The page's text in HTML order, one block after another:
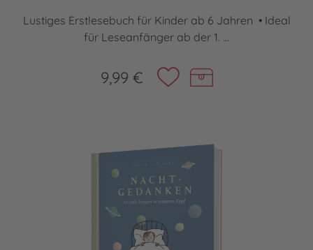
Lustiges Erstlesebuch für Kinder ab 6 Jahren • Ideal
für Leseanfänger ab der 1. ...
9,99 €